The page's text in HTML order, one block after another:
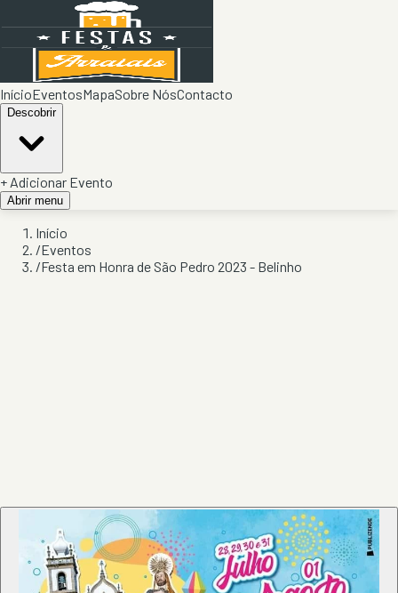
InícioEventosMapaSobre NósContacto
Descobrir
+ Adicionar Evento
Abrir menu
Início
/Eventos
/Festa em Honra de São Pedro 2023 - Belinho